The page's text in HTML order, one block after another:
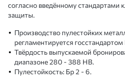
согласно введённому стандартами
защиты.
Производство пулестойких
регламентируется
Твёрдость выпускаемой
диапазоне 280 - 388 НВ.
Пулестойкость: Бр 2 - 6.